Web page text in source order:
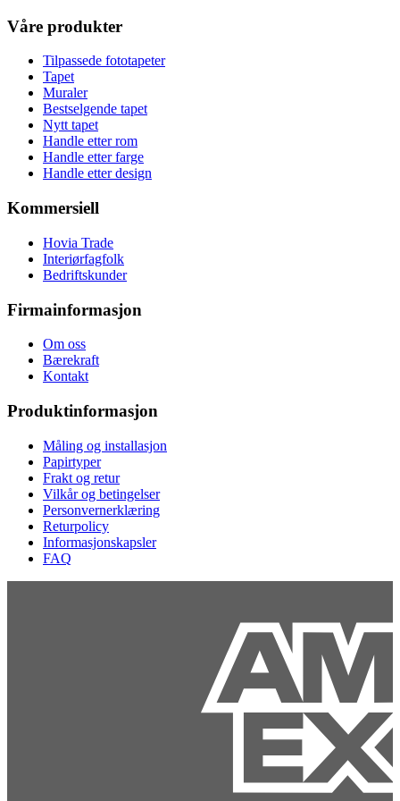
Våre produkter
Tilpassede fototapeter
Tapet
Muraler
Bestselgende tapet
Nytt tapet
Handle etter rom
Handle etter farge
Handle etter design
Kommersiell
Hovia Trade
Interiørfagfolk
Bedriftskunder
Firmainformasjon
Om oss
Bærekraft
Kontakt
Produktinformasjon
Måling og installasjon
Papirtyper
Frakt og retur
Vilkår og betingelser
Personvernerklæring
Returpolicy
Informasjonskapsler
FAQ